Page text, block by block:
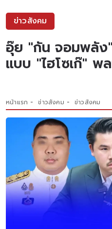
ข่าวสังคม
อุ๊ย "กัน จอมพลัง"
แบบ "ไฮโซเก๊" พ
หน้าแรก ข่าวสังคม ข่าวสังคม